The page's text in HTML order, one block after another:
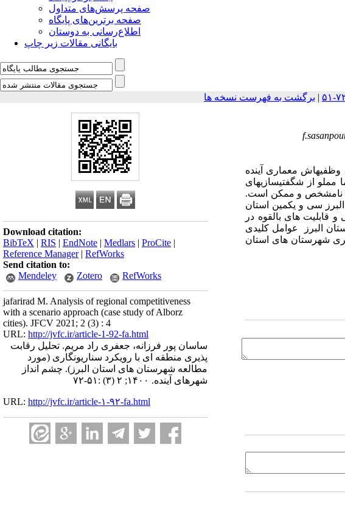
صفحه پرسش‌های متداول
صفحه برترین‌های پایگاه
اطلاع‌رسانی به دوستان
بایگانی مقالات زیر چاپ
| برگشت به فهرست نسخه ها
Download citation:
BibTeX | RIS | EndNote | Medlars | ProCite |
Reference Manager| RefWorks
Send citation to:
Mendeley
Zotero RefWorks
jafarirad M. Analysis of regional competitiveness
with a scenario approach (case study of Alborz
cities). JFCV 2021; 2 (3) : 4
URL: http://jvfc.ir/article-1-92-fa.html
ساسان پور فرزانه، جعفری راد مریم. تحلیل رقابت
پذیری منطقه ای با رویکرد سناریونگاری (مورد
مطالعه شهرستان های استان البرز). چشم انداز
شهرهای آینده. ۱۴۰۰; ۲ (۳) :۵۱-۷۲
URL: http://jvfc.ir/article-۱-۹۲-fa.html
وظفیه­اش معماری آینده
از شگفتی­سازی­های
نامشخص و ممکن است.
سی و یکمین استان‌
و قابلیت های بالقوه در
البرز عوامل کلیدی
شهرستان های استان